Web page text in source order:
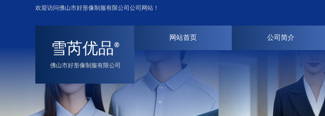
欢迎访问佛山市好形像制服有限公司公司网站！
雪芮优品®
佛山市好形像制服有限公司
网站首页 公司简介